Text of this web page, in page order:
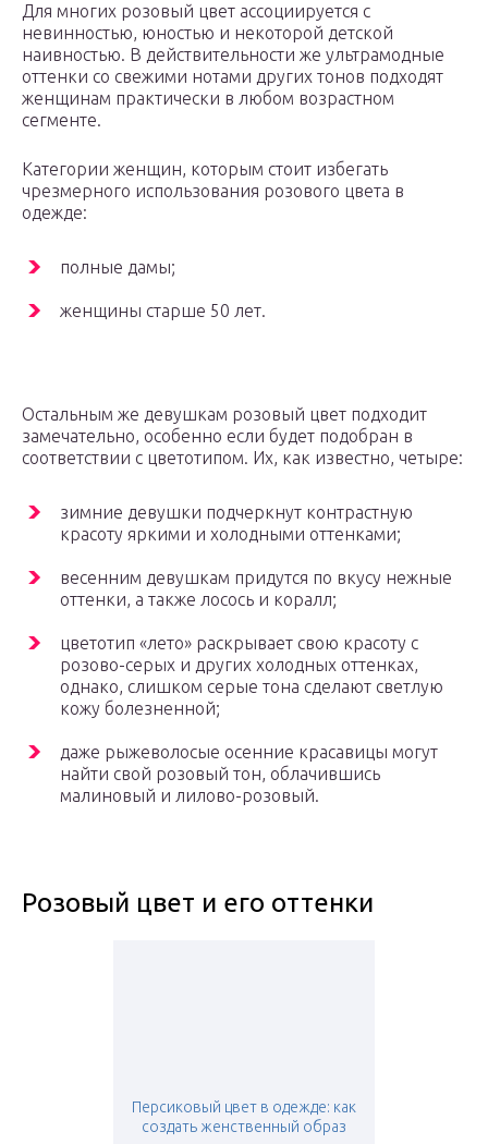
Для многих розовый цвет ассоциируется с
невинностью, юностью и некоторой детской
наивностью. В действительности же ультрамодные
оттенки со свежими нотами других тонов подходят
женщинам практически в любом возрастном
сегменте.
Категории женщин, которым стоит избегать
чрезмерного использования розового цвета в
одежде:
полные дамы;
женщины старше 50 лет.
Остальным же девушкам розовый цвет подходит
замечательно, особенно если будет подобран в
соответствии с цветотипом. Их, как известно, четыре:
зимние девушки подчеркнут контрастную
красоту яркими и холодными оттенками;
весенним девушкам придутся по вкусу нежные
оттенки, а также лосось и коралл;
цветотип «лето» раскрывает свою красоту с
розово-серых и других холодных оттенках,
однако, слишком серые тона сделают светлую
кожу болезненной;
даже рыжеволосые осенние красавицы могут
найти свой розовый тон, облачившись
малиновый и лилово-розовый.
Розовый цвет и его оттенки
Персиковый цвет в одежде: как
создать женственный образ